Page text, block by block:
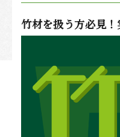
竹材を扱う方必見